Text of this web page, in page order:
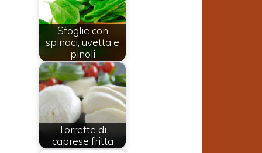
Sfoglie con
spinaci, uvetta e
pinoli
Torrette di
caprese fritta